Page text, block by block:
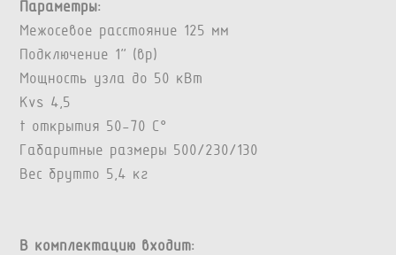
Параметры:
Межосевое расстояние 125 мм
Подключение 1” (вр)
Мощность узла до 50 кВт
Kvs 4,5
t открытия 50-70 С°
Габаритные размеры 500/230/130
Вес брутто 5,4 кг
В комплектацию входит: